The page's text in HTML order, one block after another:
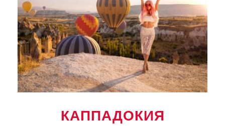
КАППАДОКИЯ